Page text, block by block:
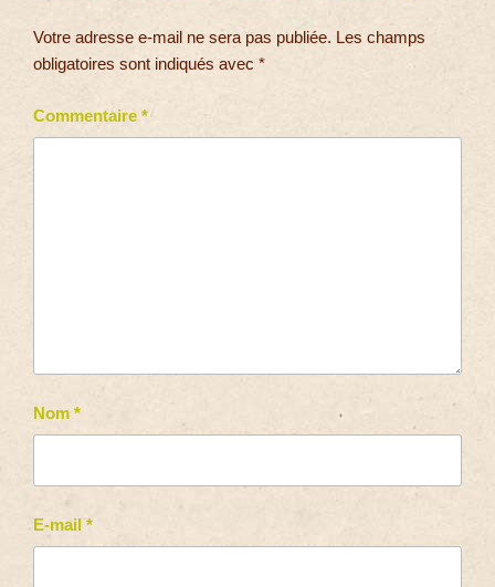
Votre adresse e-mail ne sera pas publiée. Les champs
obligatoires sont indiqués avec *
Commentaire *
Nom *
E-mail *